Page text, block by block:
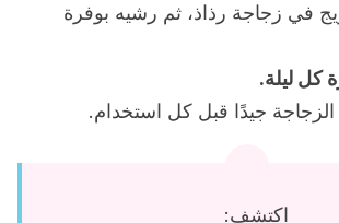
في زجاجة رذاذ، ثم رشيه بوفرة
كل ليلة.
جيدًا قبل كل استخدام.
اكتشف: